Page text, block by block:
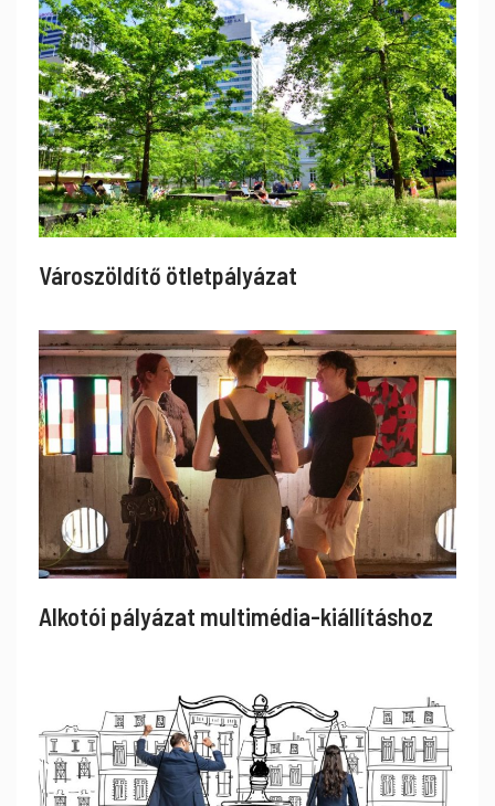
Városzöldítő ötletpályázat
Alkotói pályázat multimédia-kiállításhoz